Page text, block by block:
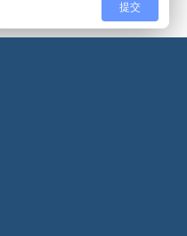
提交